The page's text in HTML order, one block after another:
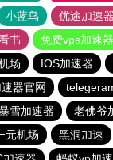
小蓝鸟 优途加速
书
免费vps加速
场 IOS加速器
器官网
雪加速器 老佛爷
元机场 黑洞加速